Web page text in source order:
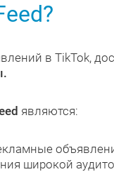
в TikTok,
являются:
широкой